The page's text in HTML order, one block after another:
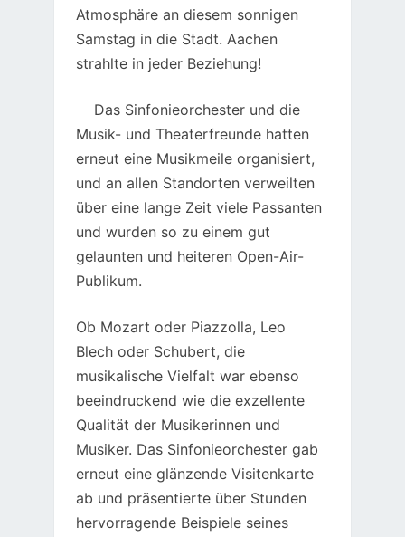
Atmosphäre an diesem sonnigen
Samstag in die Stadt. Aachen
strahlte in jeder Beziehung!
Das Sinfonieorchester und die
Musik- und Theaterfreunde hatten
erneut eine Musikmeile organisiert,
und an allen Standorten verweilten
über eine lange Zeit viele Passanten
und wurden so zu einem gut
gelaunten und heiteren Open-Air-
Publikum.
Ob Mozart oder Piazzolla, Leo
Blech oder Schubert, die
musikalische Vielfalt war ebenso
beeindruckend wie die exzellente
Qualität der Musikerinnen und
Musiker. Das Sinfonieorchester gab
erneut eine glänzende Visitenkarte
ab und präsentierte über Stunden
hervorragende Beispiele seines